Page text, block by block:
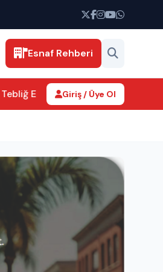
Esnaf Rehberi
Edildi Aksaray’da kamu
Giriş / Üye Ol